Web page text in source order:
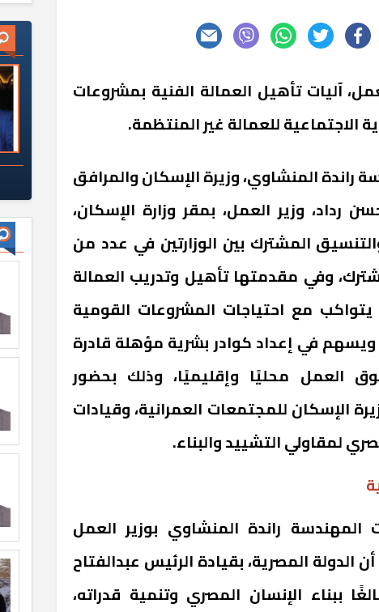
آليات تأهيل العمالة الفنية بمشروعات
الاجتماعية للعمالة غير المنتظمة.
راندة المنشاوي، وزيرة الإسكان والمرافق
رداد، وزير العمل، بمقر وزارة الإسكان،
المشترك بين الوزارتين في عدد من
وفي مقدمتها تأهيل وتدريب العمالة
يتواكب مع احتياجات المشروعات القومية
ويسهم في إعداد كوادر بشرية مؤهلة قادرة
العمل محليًا وإقليميًا، وذلك بحضور
الإسكان للمجتمعات العمرانية، وقيادات
لمقاولي التشييد والبناء.
راندة المنشاوي بوزير العمل
الدولة المصرية، بقيادة الرئيس عبدالفتاح
ببناء الإنسان المصري وتنمية قدراته،